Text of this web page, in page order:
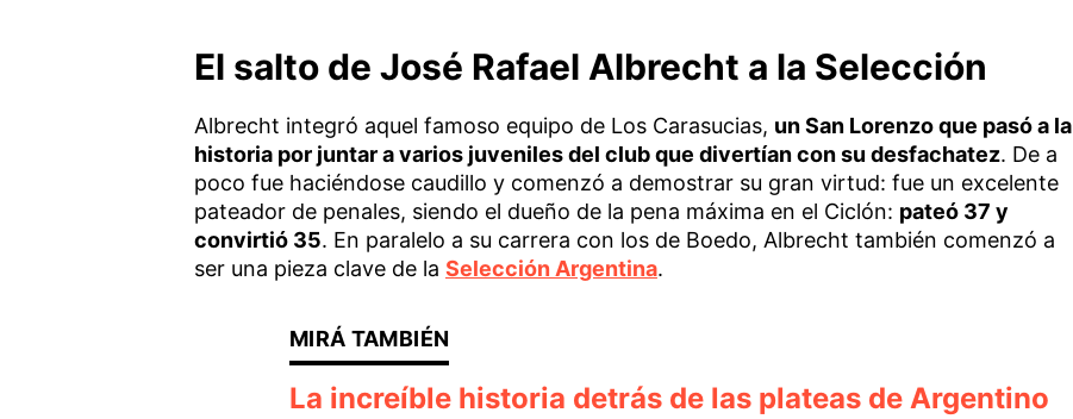
El salto de José Rafael Albrecht a la Selección
Albrecht integró aquel famoso equipo de Los Carasucias, un San Lorenzo que pasó a la
historia por juntar a varios juveniles del club que divertían con su desfachatez. De a
poco fue haciéndose caudillo y comenzó a demostrar su gran virtud: fue un excelente
pateador de penales, siendo el dueño de la pena máxima en el Ciclón: pateó 37 y
convirtió 35. En paralelo a su carrera con los de Boedo, Albrecht también comenzó a
ser una pieza clave de la Selección Argentina.
La increíble historia detrás de las plateas de Argentino